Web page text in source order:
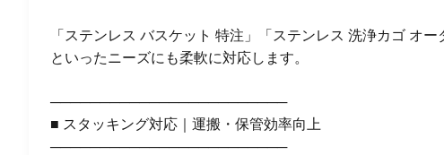
「ステンレス バスケット 特注」「ステンレス 洗浄カゴ オー
といったニーズにも柔軟に対応します。
────────────────────────
■ スタッキング対応｜運搬・保管効率向上
────────────────────────